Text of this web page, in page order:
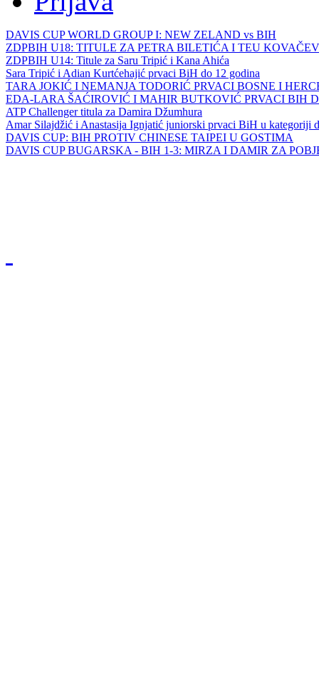
DAVIS CUP WORLD GROUP I: NEW ZELAND vs BIH
ZDPBIH U18: TITULE ZA PETRA BILETIĆA I TEU
ZDPBIH U14: Titule za Saru Tripić i Kana Ahića
Sara Tripić i Adian Kurtćehajić prvaci BiH do 12 godina
TARA JOKIĆ I NEMANJA TODORIĆ PRVACI BOSNE I
EDA-LARA ŠAĆIROVIĆ I MAHIR BUTKOVIĆ PRVACI BIH
ATP Challenger titula za Damira Džumhura
Amar Silajdžić i Anastasija Ignjatić juniorski prvaci BiH u kategoriji
DAVIS CUP: BIH PROTIV CHINESE TAIPEI U GOSTIMA
DAVIS CUP BUGARSKA - BIH 1-3: MIRZA I DAMIR ZA